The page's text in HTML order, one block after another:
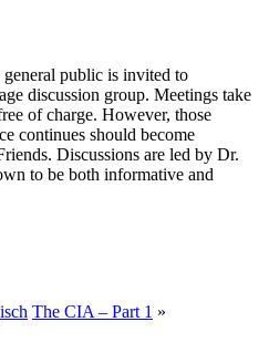
public is invited to
discussion group. Meetings take
of charge. However, those
continues should become
Discussions are led by Dr.
to be both informative and
The CIA – Part 1 »